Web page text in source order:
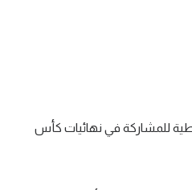
للمشاركة في نهائيات كأس